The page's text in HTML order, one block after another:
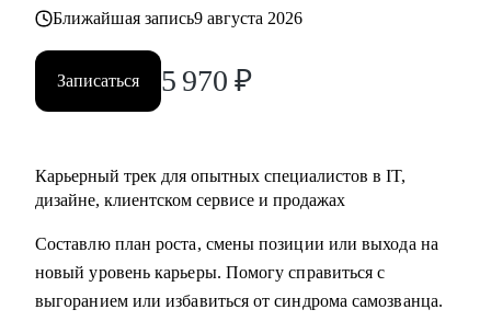
Ближайшая запись9 августа 2026
Записаться 5 970 ₽
Карьерный трек для опытных специалистов в IT,
дизайне, клиентском сервисе и продажах
Составлю план роста, смены позиции или выхода на
новый уровень карьеры. Помогу справиться с
выгоранием или избавиться от синдрома самозванца.